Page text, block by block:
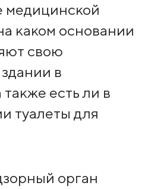
медицинской
каком основании
свою
в
есть ли в
туалеты для
орган